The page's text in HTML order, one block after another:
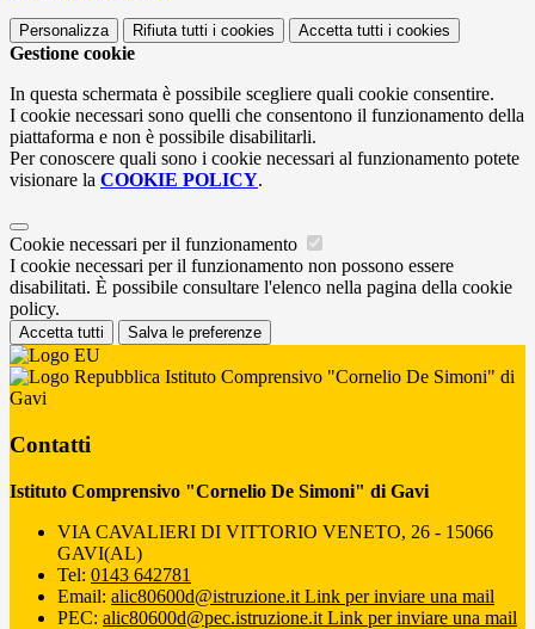
Personalizza Rifiuta tutti i cookies Accetta tutti i cookies
Gestione cookie
In questa schermata è possibile scegliere quali cookie consentire.
I cookie necessari sono quelli che consentono il funzionamento della
piattaforma e non è possibile disabilitarli.
Per conoscere quali sono i cookie necessari al funzionamento potete
visionare la COOKIE POLICY.
Cookie necessari per il funzionamento
I cookie necessari per il funzionamento non possono essere
disabilitati. È possibile consultare l'elenco nella pagina della cookie
policy.
Accetta tutti Salva le preferenze
Istituto Comprensivo "Cornelio De Simoni" di
Gavi
Contatti
Istituto Comprensivo "Cornelio De Simoni" di Gavi
VIA CAVALIERI DI VITTORIO VENETO, 26 - 15066
GAVI(AL)
Tel: 0143 642781
Email: alic80600d@istruzione.it Link per inviare una mail
PEC: alic80600d@pec.istruzione.it Link per inviare una mail